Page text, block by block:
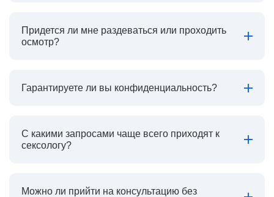
Придется ли мне раздеваться или проходить
осмотр?
Гарантируете ли вы конфиденциальность?
С какими запросами чаще всего приходят к
сексологу?
Можно ли прийти на консультацию без